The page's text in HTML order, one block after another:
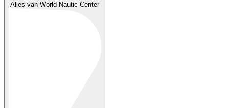
Alles van World Nautic Center